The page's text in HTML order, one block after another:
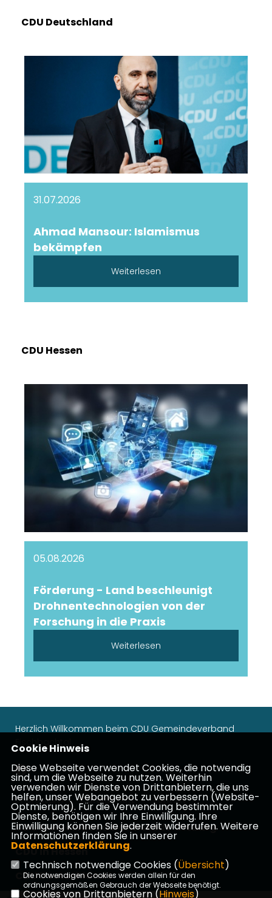
CDU Deutschland
31.07.2026
Ahmad Mansour: Islamismus
bekämpfen
Weiterlesen
CDU Hessen
05.08.2026
Förderung - Land beschleunigt
Drohnentechnologien von der
Forschung in die Praxis
Weiterlesen
Herzlich Willkommen beim CDU Gemeindeverband
Fischbachtal
Impressum Datenschutz Kontakt
CDU Kreisverband Darmstadt-Dieburg
CDU in Hessen
CDU Deutschlands
Cookie Hinweis
Diese Webseite verwendet Cookies, die notwendig
sind, um die Webseite zu nutzen. Weiterhin
verwenden wir Dienste von Drittanbietern, die uns
helfen, unser Webangebot zu verbessern (Website-
Optmierung). Für die Verwendung bestimmter
Dienste, benötigen wir Ihre Einwilligung. Ihre
Einwilligung können Sie jederzeit widerrufen. Weitere
Informationen finden Sie in unserer
Datenschutzerklärung.
Technisch notwendige Cookies (Übersicht)
Die notwendigen Cookies werden allein für den
ordnungsgemäßen Gebrauch der Webseite benötigt.
Cookies von Drittanbietern (Hinweis)